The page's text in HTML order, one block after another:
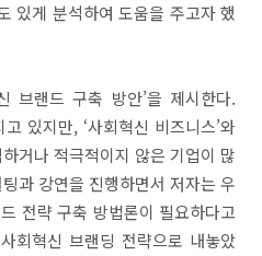
있게 분석하여 도움을 주고자 했
브랜드 구축 방안’을 제시한다.
있지만, ‘사회혁신 비즈니스’와
거나 적극적이지 않은 기업이 많
과 강연을 진행하면서 저자는 우
전략 구축 방법론이 필요하다고
회혁신 브랜딩 전략으로 내놓았